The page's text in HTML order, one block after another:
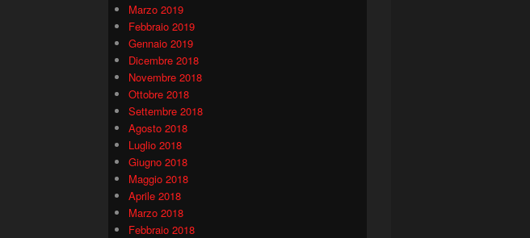
Marzo 2019
Febbraio 2019
Gennaio 2019
Dicembre 2018
Novembre 2018
Ottobre 2018
Settembre 2018
Agosto 2018
Luglio 2018
Giugno 2018
Maggio 2018
Aprile 2018
Marzo 2018
Febbraio 2018